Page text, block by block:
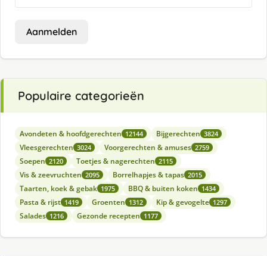
Aanmelden
Populaire categorieën
Avondeten & hoofdgerechten 12144 Bijgerechten 3824
Vleesgerechten 3024 Voorgerechten & amuses 2759
Soepen 2120 Toetjes & nagerechten 2115
Vis & zeevruchten 2095 Borrelhapjes & tapas 2015
Taarten, koek & gebak 1975 BBQ & buiten koken 1434
Pasta & rijst 1419 Groenten 1312 Kip & gevogelte 1297
Salades 1216 Gezonde recepten 1177